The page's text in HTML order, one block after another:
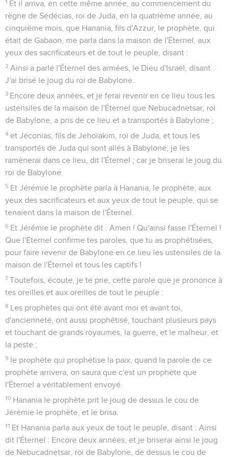
1 Et il arriva, en cette même année, au commencement du
règne de Sédécias, roi de Juda, en la quatrième année, au
cinquième mois, que Hanania, fils d'Azzur, le prophète, qui
était de Gabaon, me parla dans la maison de l'Éternel, aux
yeux des sacrificateurs et de tout le peuple, disant :
2 Ainsi a parlé l'Éternel des armées, le Dieu d'Israël, disant :
J'ai brisé le joug du roi de Babylone.
3 Encore deux années, et je ferai revenir en ce lieu tous les
ustensiles de la maison de l'Éternel que Nebucadnetsar, roi
de Babylone, a pris de ce lieu et a transportés à Babylone ;
4 et Jéconias, fils de Jehoïakim, roi de Juda, et tous les
transportés de Juda qui sont allés à Babylone, je les
ramènerai dans ce lieu, dit l'Éternel ; car je briserai le joug du
roi de Babylone.
5 Et Jérémie le prophète parla à Hanania, le prophète, aux
yeux des sacrificateurs et aux yeux de tout le peuple, qui se
tenaient dans la maison de l'Éternel.
6 Et Jérémie le prophète dit : Amen ! Qu'ainsi fasse l'Éternel !
Que l'Éternel confirme tes paroles, que tu as prophétisées,
pour faire revenir de Babylone en ce lieu les ustensiles de la
maison de l'Éternel et tous les captifs !
7 Toutefois, écoute, je te prie, cette parole que je prononce à
tes oreilles et aux oreilles de tout le peuple :
8 Les prophètes qui ont été avant moi et avant toi,
d'ancienneté, ont aussi prophétisé, touchant plusieurs pays
et touchant de grands royaumes, la guerre, et le malheur, et
la peste ;
9 le prophète qui prophétise la paix, quand la parole de ce
prophète arrivera, on saura que c'est un prophète que
l'Éternel a véritablement envoyé.
10 Hanania le prophète prit le joug de dessus le cou de
Jérémie le prophète, et le brisa.
11 Et Hanania parla aux yeux de tout le peuple, disant : Ainsi
dit l'Éternel : Encore deux années, et je briserai ainsi le joug
de Nebucadnetsar, roi de Babylone, de dessus le cou de